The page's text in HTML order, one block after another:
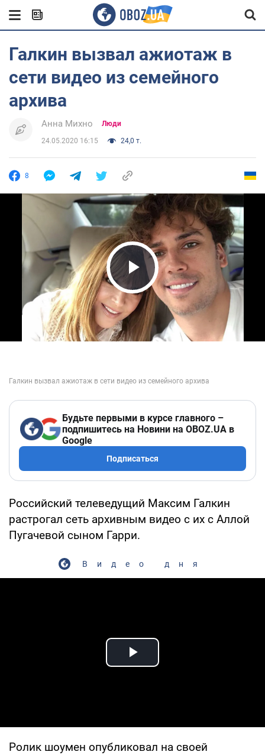
Галкин вызвал ажиотаж в
сети видео из семейного
архива
Анна Михно Люди
24.05.2020 16:15 24,0 т.
8
Play Video
Будьте первыми в курсе главного –
подпишитесь на Новини на OBOZ.UA в
Google
Подписаться
Российский телеведущий Максим Галкин
растрогал сеть архивным видео с их с Аллой
Пугачевой сыном Гарри.
Видео дня
Play Video
Ролик шоумен опубликовал на своей